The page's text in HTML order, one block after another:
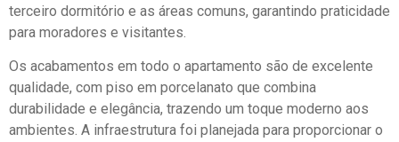
terceiro dormitório e as áreas comuns, garantindo praticidade
para moradores e visitantes.
Os acabamentos em todo o apartamento são de excelente
qualidade, com piso em porcelanato que combina
durabilidade e elegância, trazendo um toque moderno aos
ambientes. A infraestrutura foi planejada para proporcionar o